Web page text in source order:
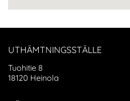
UTHÄMTNINGSSTÄLLE
Tuohitie 8
18120 Heinola